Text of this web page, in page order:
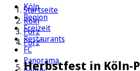
Köln
Region
Freizeit
Restaurants
FC
Panorama
Startseite
Köln
Porz
Porz
Herbstfest in Köln-